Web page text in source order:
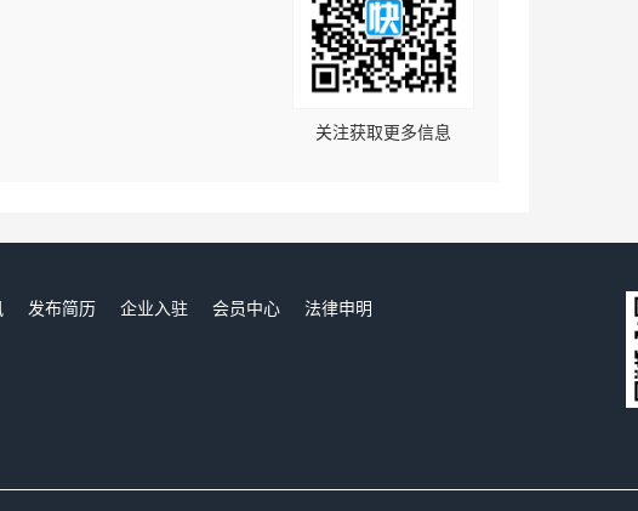
关注获取更多信息
发布简历 企业入驻 会员中心
法律申明